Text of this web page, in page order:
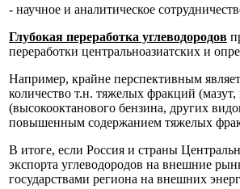
- научное и аналитическое
Глубокая переработка углеводородов
переработки центральноазиатских и
Например, крайне перспективным
количество т.н. тяжелых фракций
(высокооктанового бензина, других
повышенным содержанием тяжелых
В итоге, если Россия и страны
экспорта углеводородов на внешние
государствами региона на внешних